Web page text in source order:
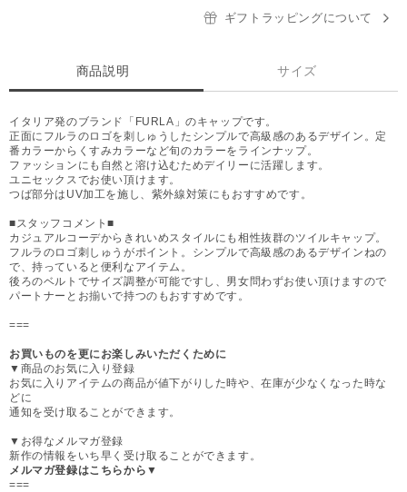
ギフトラッピングについて
商品説明 サイズ
イタリア発のブランド「FURLA」のキャップです。
正面にフルラのロゴを刺しゅうしたシンプルで高級感のあるデザイン。定
番カラーからくすみカラーなど旬のカラーをラインナップ。
ファッションにも自然と溶け込むためデイリーに活躍します。
ユニセックスでお使い頂けます。
つば部分はUV加工を施し、紫外線対策にもおすすめです。
■スタッフコメント■
カジュアルコーデからきれいめスタイルにも相性抜群のツイルキャップ。
フルラのロゴ刺しゅうがポイント。シンプルで高級感のあるデザインねの
で、持っていると便利なアイテム。
後ろのベルトでサイズ調整が可能ですし、男女問わずお使い頂けますので
パートナーとお揃いで持つのもおすすめです。
===
お買いものを更にお楽しみいただくために
▼商品のお気に入り登録
お気に入りアイテムの商品が値下がりした時や、在庫が少なくなった時な
どに
通知を受け取ることができます。
▼お得なメルマガ登録
新作の情報をいち早く受け取ることができます。
メルマガ登録はこちらから▼
===